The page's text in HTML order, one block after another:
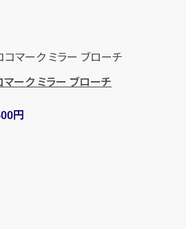
ーク ミラー ブローチ
円